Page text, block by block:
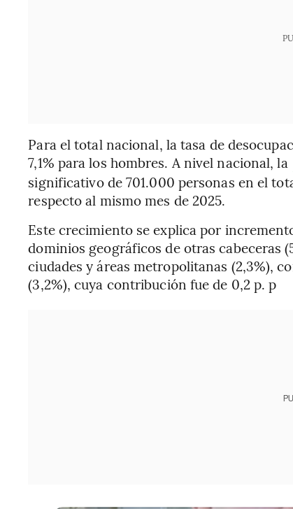
Para el total nacional, la tasa de
7,1% para los hombres. A nivel nacional, la
significativo de 701.000 personas en el
respecto al mismo mes de 2025.
Este crecimiento se explica por
dominios geográficos de otras cabeceras
ciudades y áreas metropolitanas (2,3%),
(3,2%), cuya contribución fue de 0,2 p. p